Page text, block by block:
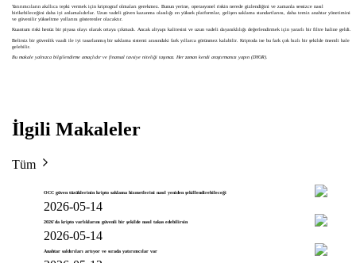
Yatırımcıların akıllıca tepki vermek için kriptograf olmaları gerekmez. Bunun yerine, operasyonel riskin nerede gizlendiğini ve zamanla sessizce nasıl
birikebileceğini daha iyi anlamalıdırlar. Uzun vadeli güven kazanma olasılığı en yüksek platformlar, gelişen saklama standartlarını, daha temiz anahtar yönetimini
ve güvenilir yükseltme yollarını gösterenler olacaktır.
Kuantum riski henüz bir piyasa olayı olarak ortaya çıkmadı. Ancak altyapı kalitesini ve uzun vadeli dayanıklılığı değerlendirmek için yararlı bir filtre haline geldi.
Belirsiz bir güvenlik vaadi ile iyi tasarlanmış bir saklama sistemi arasındaki fark yıllarca görünmez kalabilir. Kriptoda ise bu fark çok hızlı bir şekilde önemli hale
gelebilir.
Bu makale yalnızca bilgilendirme amaçlıdır ve finansal tavsiye niteliği taşımaz. Her zaman kendi araştırmanızı yapın (DYOR).
İlgili Makaleler
Tüm
OCC güven tüzüklerinin kripto saklama hizmetlerini nasıl yeniden şekillendirebileceği
2026-05-14
2026'da kripto varlıklarını güvenli bir şekilde nasıl takas edebilirsin
2026-05-14
Anahtar saldırıları artıyor ve sırada yatırımcılar var